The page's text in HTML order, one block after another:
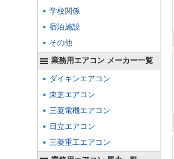
学校関係
宿泊施設
その他
業務用エアコン メーカー一覧
ダイキンエアコン
東芝エアコン
三菱電機エアコン
日立エアコン
三菱重工エアコン